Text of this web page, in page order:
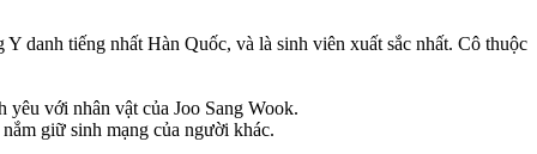
danh tiếng nhất Hàn Quốc, và là sinh viên xuất sắc nhất. Cô thuộc
yêu với nhân vật của Joo Sang Wook.
giữ sinh mạng của người khác.